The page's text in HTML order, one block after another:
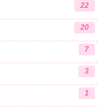
22
20
7
3
1